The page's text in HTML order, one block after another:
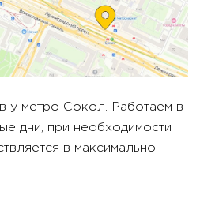
у метро Сокол . Работаем в
дни, при необходимости
в максимально